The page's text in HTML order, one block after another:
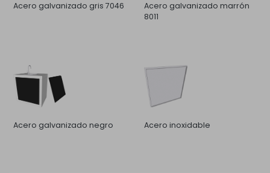
Acero galvanizado gris 7046
Acero galvanizado marrón
8011
Acero galvanizado negro Acero inoxidable